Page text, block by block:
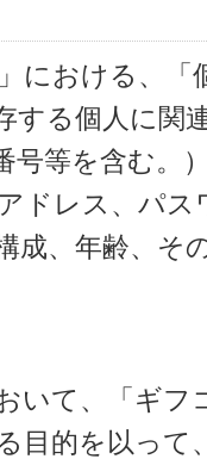
における、
する個人に関
号等を含む。
ドレス、パ
成、年齢、そ
いて、「ギ
目的を以って